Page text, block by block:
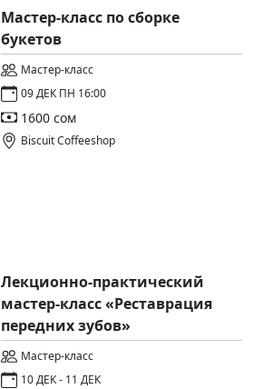
Мастер-класс по сборке
букетов
Мастер-класс
09 ДЕК ПН 16:00
1600 сом
Biscuit Coffeeshop
Лекционно-практический
мастер-класс «Реставрация
передних зубов»
Мастер-класс
10 ДЕК - 11 ДЕК